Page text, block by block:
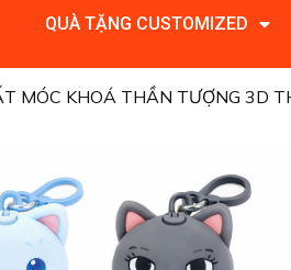
QUÀ TẶNG CUSTOMIZED
MÓC KHOÁ THẦN TƯỢNG 3D